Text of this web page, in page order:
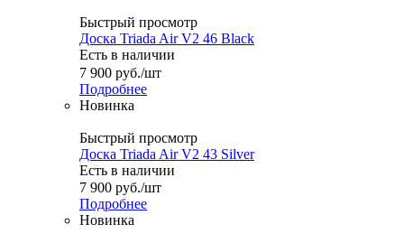
Быстрый просмотр
Доска Triada Air V2 46 Black
Есть в наличии
7 900 руб./шт
Подробнее
Новинка
Быстрый просмотр
Доска Triada Air V2 43 Silver
Есть в наличии
7 900 руб./шт
Подробнее
Новинка